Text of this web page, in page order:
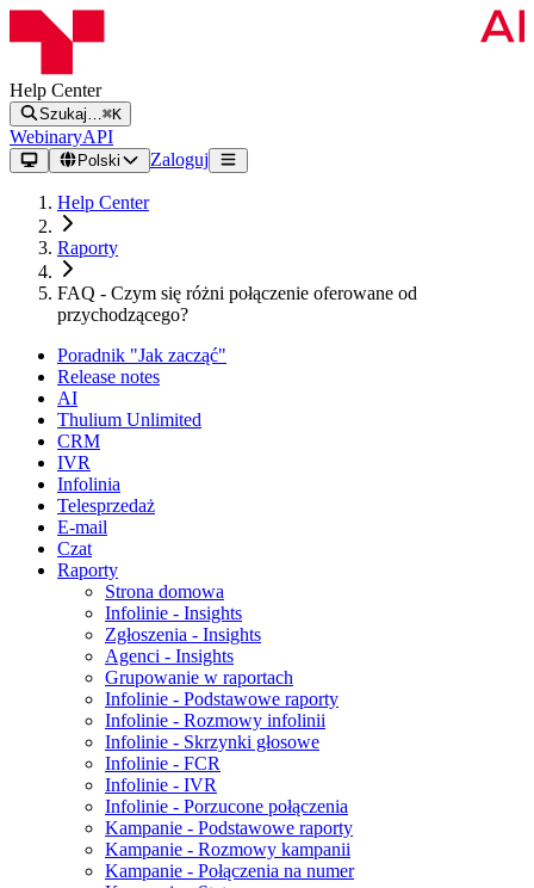
Help Center
Szukaj… ⌘K
WebinaryAPI
Polski Zaloguj
Help Center
Raporty
FAQ - Czym się różni połączenie oferowane od
przychodzącego?
Poradnik "Jak zacząć"
Release notes
AI
Thulium Unlimited
CRM
IVR
Infolinia
Telesprzedaż
E-mail
Czat
Raporty
Strona domowa
Infolinie - Insights
Zgłoszenia - Insights
Agenci - Insights
Grupowanie w raportach
Infolinie - Podstawowe raporty
Infolinie - Rozmowy infolinii
Infolinie - Skrzynki głosowe
Infolinie - FCR
Infolinie - IVR
Infolinie - Porzucone połączenia
Kampanie - Podstawowe raporty
Kampanie - Rozmowy kampanii
Kampanie - Połączenia na numer